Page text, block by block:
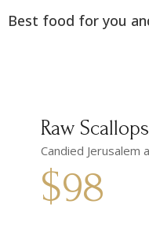
Best food for you
Raw
Candied Jerusalem
$98